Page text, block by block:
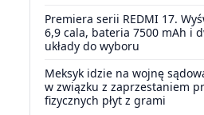
Premiera serii REDMI 17.
6,9 cala, bateria 7500 mAh i
układy do wyboru
Meksyk idzie na wojnę
w związku z zaprzestaniem
fizycznych płyt z grami